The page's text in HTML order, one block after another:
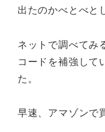
出たのかべとべと
ネットで調べてみ
コードを補強して
た。
早速、アマゾンで